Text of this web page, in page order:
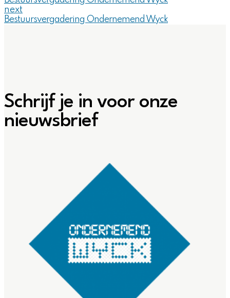
next
Bestuursvergadering Ondernemend Wyck
Schrijf je in voor onze
nieuwsbrief